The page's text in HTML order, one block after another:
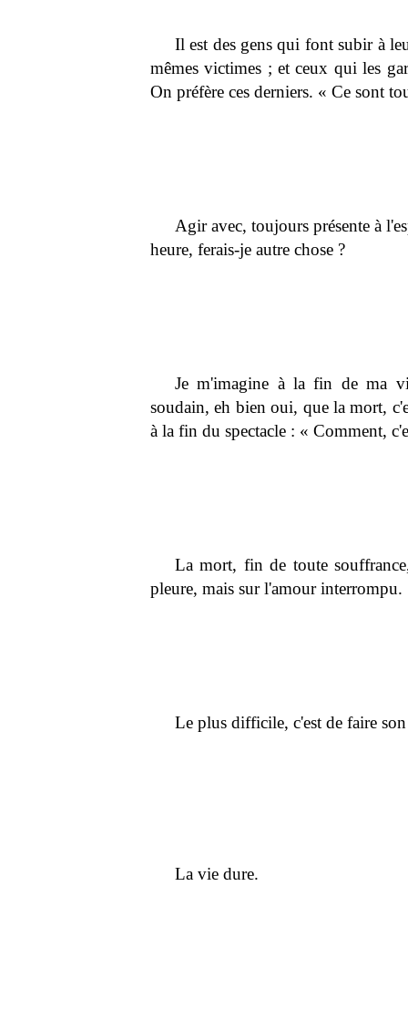
Il est des gens qui font subir à
mêmes victimes ; et ceux qui les
On préfère ces derniers. « Ce sont
Agir avec, toujours présente à
heure, ferais-je autre chose ?
Je m'imagine à la fin de ma
soudain, eh bien oui, que la mort,
à la fin du spectacle : « Comment,
La mort, fin de toute
pleure, mais sur l'amour interrompu.
Le plus difficile, c'est de faire
La vie dure.